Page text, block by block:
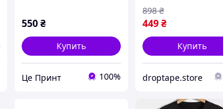
550₴
Купить
Це Принт 100%
449₴
898 ₴
Купить
droptape.store